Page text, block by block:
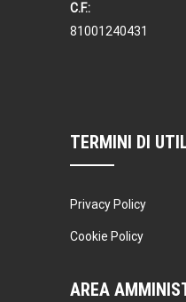
C.F.:
81001240431
TERMINI DI
Privacy Policy
Cookie Policy
AREA